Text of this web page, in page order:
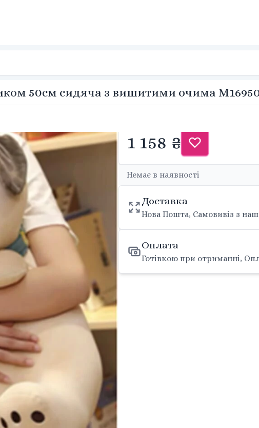
50см сидяча з вишитими очима
1 158 ₴
Немає в наявності
Доставка
Нова Пошта, Самовивіз з
Оплата
Готівкою при отриманні,